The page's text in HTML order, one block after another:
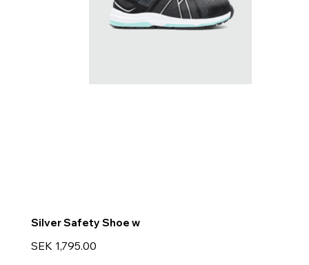
Silver Safety Shoe w
Price
SEK 1,795.00